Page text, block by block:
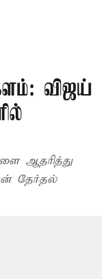
களம்: விஜய்
ஆதரித்து
தேர்தல்